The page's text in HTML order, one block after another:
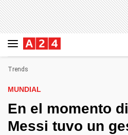
Trends
MUNDIAL
En el momento
Messi tuvo un